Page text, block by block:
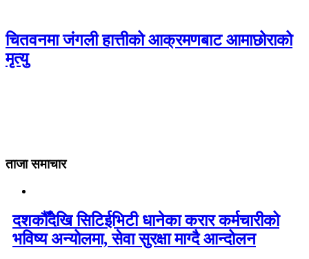
चितवनमा जंगली हात्तीको आक्रमणबाट आमाछोराको
मृत्यु
ताजा समाचार
दशकौँदेखि सिटिईभिटी धानेका करार कर्मचारीको
भविष्य अन्योलमा, सेवा सुरक्षा माग्दै आन्दोलन